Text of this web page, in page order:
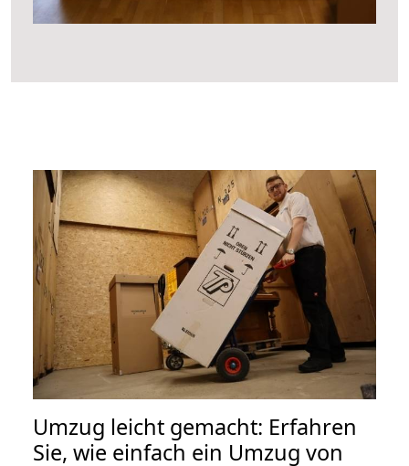
Umzug leicht gemacht: Erfahren
Sie, wie einfach ein Umzug von